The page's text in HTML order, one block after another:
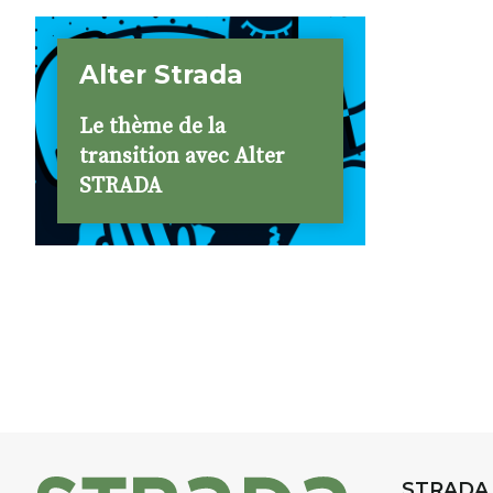
Alter Strada
Le thème de la
transition avec Alter
STRADA